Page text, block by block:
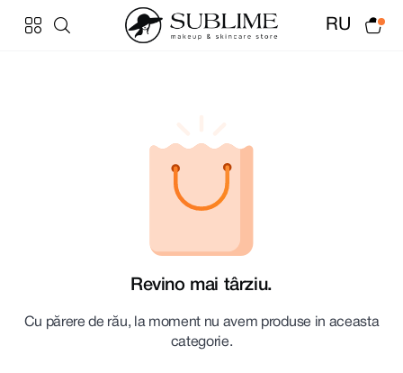
RU
Revino mai târziu.
Cu părere de rău, la moment nu avem produse in aceasta
categorie.